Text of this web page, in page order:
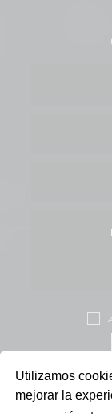
Utilizamos
mejorar la